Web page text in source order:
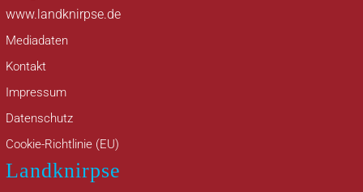
www.landknirpse.de
Mediadaten
Kontakt
Impressum
Datenschutz
Cookie-Richtlinie (EU)
Landknirpse